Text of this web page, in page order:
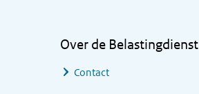
Over de Belastingdienst
Contact